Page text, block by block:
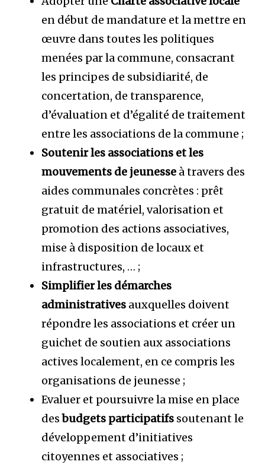
en début de mandature et la mettre en
œuvre dans toutes les politiques
menées par la commune, consacrant
les principes de subsidiarité, de
concertation, de transparence,
d’évaluation et d’égalité de traitement
entre les associations de la commune ;
Soutenir les associations et les
mouvements de jeunesse à travers des
aides communales concrètes : prêt
gratuit de matériel, valorisation et
promotion des actions associatives,
mise à disposition de locaux et
infrastructures, … ;
Simplifier les démarches
administratives auxquelles doivent
répondre les associations et créer un
guichet de soutien aux associations
actives localement, en ce compris les
organisations de jeunesse ;
Evaluer et poursuivre la mise en place
desbudgets participatifs soutenant le
développement d’initiatives
citoyennes et associatives ;